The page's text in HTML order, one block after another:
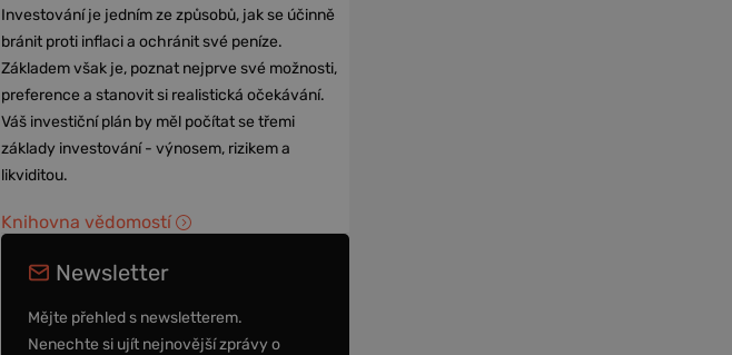
Investování je jedním ze způsobů, jak se účinně
bránit proti inflaci a ochránit své peníze.
Základem však je, poznat nejprve své možnosti,
preference a stanovit si realistická očekávání.
Váš investiční plán by měl počítat se třemi
základy investování - výnosem, rizikem a
likviditou.
Knihovna vědomostí
Newsletter
Mějte přehled s newsletterem.
Nenechte si ujít nejnovější zprávy o